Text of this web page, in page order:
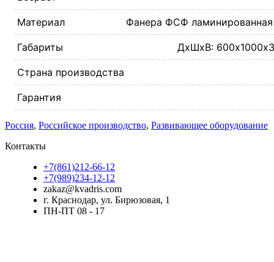
Материал Фанера ФСФ ламинированная
Габариты ДхШхВ:
Страна производства
Гарантия
Россия, Российское производство, Развивающее оборудование
Контакты
+7(861)212-66-12
+7(989)234-12-12
zakaz@kvadris.com
г. Краснодар, ул. Бирюзовая, 1
ПН-ПТ 08 - 17